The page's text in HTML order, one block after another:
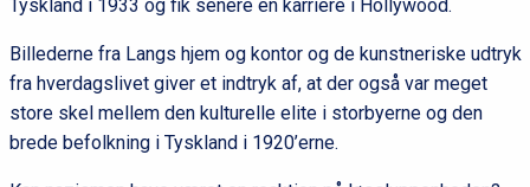
Tyskland i 1933 og fik senere en karriere i Hollywood.
Billederne fra Langs hjem og kontor og de kunstneriske udtryk
fra hverdagslivet giver et indtryk af, at der også var meget
store skel mellem den kulturelle elite i storbyerne og den
brede befolkning i Tyskland i 1920’erne.